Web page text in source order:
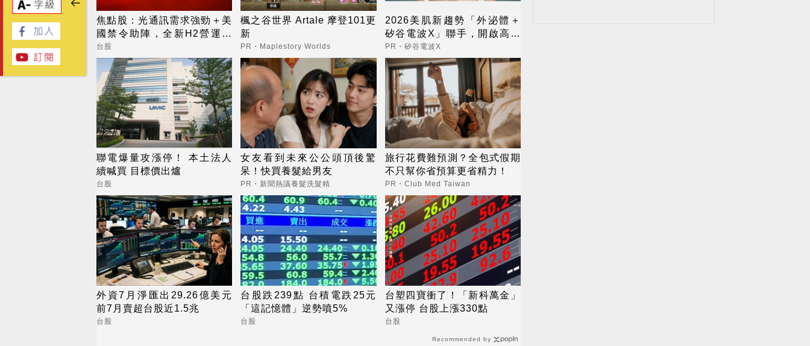
焦點股：光通訊需求強勁＋美
國禁令助陣，全新H2營運看
俏，營收逐季攀升
台股
楓之谷世界 Artale 摩登101更
新
PR・Maplestory Worlds
2026美肌新趨勢「外泌體＋
矽谷電波X」聯手，開啟高階
養膚新世代
PR・矽谷電波X
聯電爆量攻漲停！ 本土法人
續喊買 目標價出爐
台股
女友看到未來公公頭頂後驚
呆！快買養髮給男友
PR・新聞熱議養髮洗髮精
旅行花費難預測？全包式假期
不只幫你省預算更省精力！
PR・Club Med Taiwan
外資7月淨匯出29.26億美元
前7月賣超台股近1.5兆
台股
台股跌239點 台積電跌25元
「這記憶體」逆勢噴5%
台股
台塑四寶衝了！「新科萬金」
又漲停 台股上漲330點
台股
Recommended by